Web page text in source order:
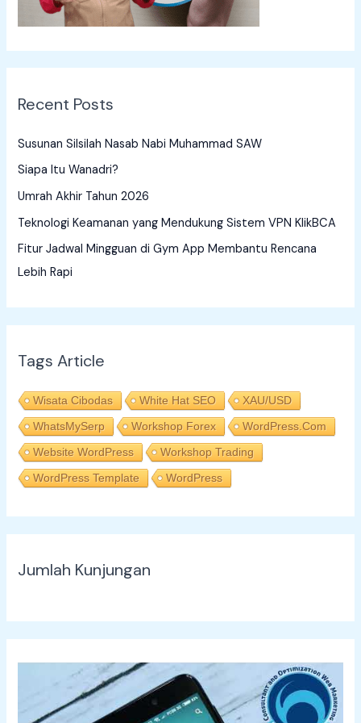
Recent Posts
Susunan Silsilah Nasab Nabi Muhammad SAW
Siapa Itu Wanadri?
Umrah Akhir Tahun 2026
Teknologi Keamanan yang Mendukung Sistem VPN KlikBCA
Fitur Jadwal Mingguan di Gym App Membantu Rencana
Lebih Rapi
Tags Article
Wisata Cibodas White Hat SEO
XAU/USD
WhatsMySerp
Workshop Forex
WordPress.com
Website WordPress
Workshop Trading
WordPress Template
WordPress
Jumlah Kunjungan